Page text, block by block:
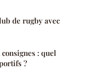
de rugby avec
: quel
?